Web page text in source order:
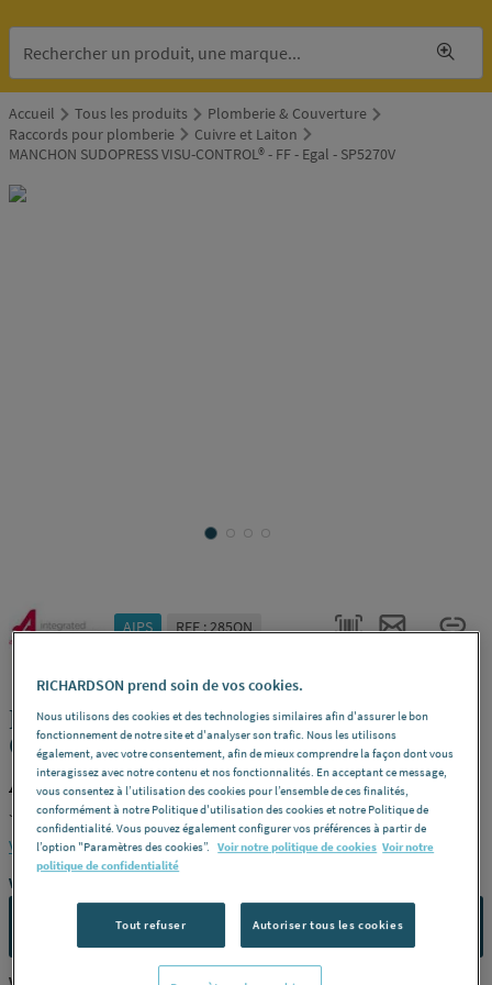
Accueil Tous les produits
Plomberie & Couverture
Raccords pour plomberie
Cuivre et Laiton
MANCHON SUDOPRESS VISU-CONTROL® - FF - Egal - SP5270V
AIPS REF : 285QN
MANCHON SUDOPRESS VISU-
CONTROL® - FF - Egal - SP5270V
AIPS 6671159
Joint epdm -Dimensionsø 42 -Référence6671159
Voir la description complète
Vous avez un projet ?
CONTACTEZ-NOUS
RICHARDSON prend soin de vos cookies.
Nous utilisons des cookies et des technologies similaires afin d'assurer le bon
fonctionnement de notre site et d'analyser son trafic. Nous les utilisons
également, avec votre consentement, afin de mieux comprendre la façon dont vous
interagissez avec notre contenu et nos fonctionnalités. En acceptant ce message,
vous consentez à l’utilisation des cookies pour l’ensemble de ces finalités,
conformément à notre Politique d'utilisation des cookies et notre Politique de
confidentialité. Vous pouvez également configurer vos préférences à partir de
l’option "Paramètres des cookies”. Voir notre politique de cookies Voir notre
politique de confidentialité
Tout refuser Autoriser tous les cookies